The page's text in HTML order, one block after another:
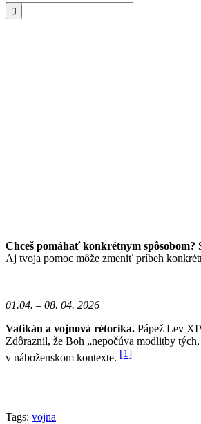
Chceš pomáhať konkrétnym
Aj tvoja pomoc môže zmeniť príbeh
01.04. – 08. 04. 2026
Vatikán a vojnová rétorika. Pápež Lev
Zdôraznil, že Boh „nepočúva modlitby
v náboženskom kontexte. [1]
Tags: vojna